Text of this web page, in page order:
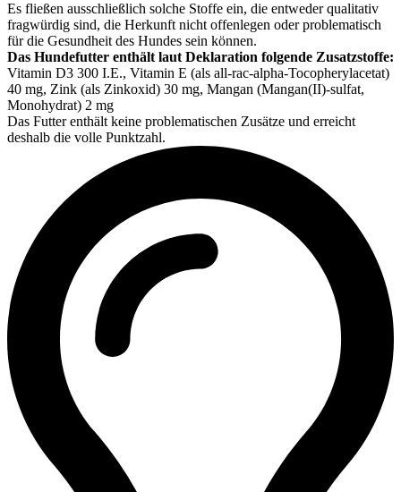
Es fließen ausschließlich solche Stoffe ein, die entweder qualitativ
fragwürdig sind, die Herkunft nicht offenlegen oder problematisch
für die Gesundheit des Hundes sein können.
Das Hundefutter enthält laut Deklaration folgende Zusatzstoffe:
Vitamin D3 300 I.E., Vitamin E (als all-rac-alpha-Tocopherylacetat)
40 mg, Zink (als Zinkoxid) 30 mg, Mangan (Mangan(II)-sulfat,
Monohydrat) 2 mg
Das Futter enthält keine problematischen Zusätze und erreicht
deshalb die volle Punktzahl.